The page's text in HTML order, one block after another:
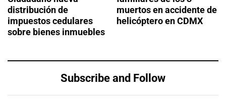
distribución de
impuestos cedulares
sobre bienes inmuebles
muertos en accidente de
helicóptero en CDMX
Subscribe and Follow